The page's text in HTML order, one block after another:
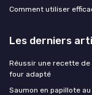
Comment utiliser
Les derniers
Réussir une recette
four adapté
Saumon en papillote